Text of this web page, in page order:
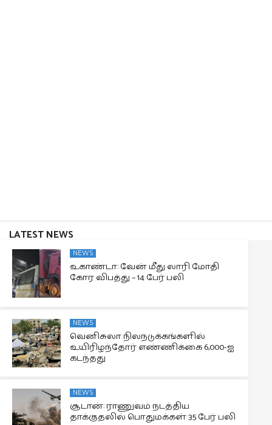
LATEST NEWS
NEWS
உகாண்டா: வேன் மீது லாரி மோதி
கோர விபத்து – 14 பேர் பலி
NEWS
வெனிசுலா நிலநடுக்கங்களில்
உயிரிழந்தோர் எண்ணிக்கை 6,000-ஐ
கடந்தது
NEWS
சூடான்: ராணுவம் நடத்திய
தாக்குதலில் பொதுமக்கள் 35 பேர் பலி